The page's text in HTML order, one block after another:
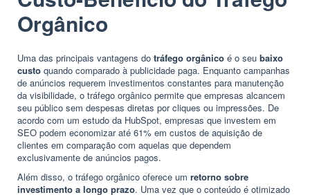
Orgânico
Uma das principais vantagens do tráfego orgânico é o seu baixo
custo quando comparado à publicidade paga. Enquanto campanhas
de anúncios requerem investimentos constantes para manutenção
da visibilidade, o tráfego orgânico permite que empresas alcancem
seu público sem despesas diretas por cliques ou impressões. De
acordo com um estudo da HubSpot, empresas que investem em
SEO podem economizar até 61% em custos de aquisição de
clientes em comparação com aquelas que dependem
exclusivamente de anúncios pagos.
Além disso, o tráfego orgânico oferece um retorno sobre
investimento a longo prazo. Uma vez que o conteúdo é otimizado